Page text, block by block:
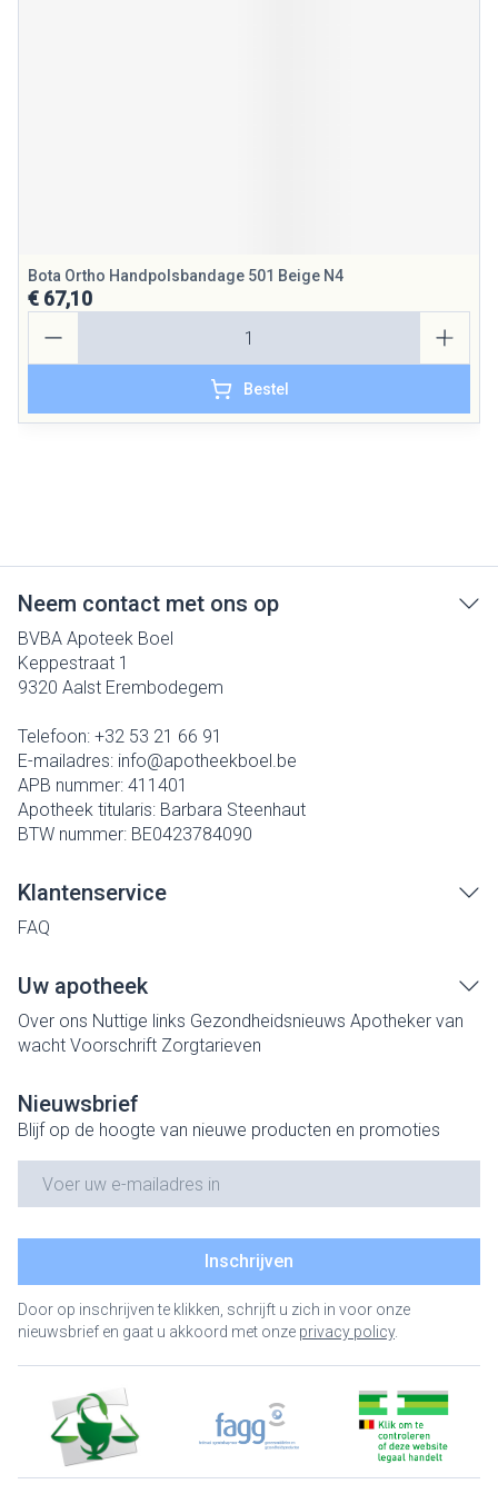
Bota Ortho Handpolsbandage 501 Beige N4
€ 67,10
Bestel
Neem contact met ons op
BVBA Apoteek Boel
Keppestraat 1
9320 Aalst Erembodegem
Telefoon: +32 53 21 66 91
E-mailadres: info@apotheekboel.be
APB nummer: 411401
Apotheek titularis: Barbara Steenhaut
BTW nummer: BE0423784090
Klantenservice
FAQ
Uw apotheek
Over ons Nuttige links Gezondheidsnieuws Apotheker van
wacht Voorschrift Zorgtarieven
Nieuwsbrief
Blijf op de hoogte van nieuwe producten en promoties
Inschrijven
Door op inschrijven te klikken, schrijft u zich in voor onze
nieuwsbrief en gaat u akkoord met onze privacy policy.